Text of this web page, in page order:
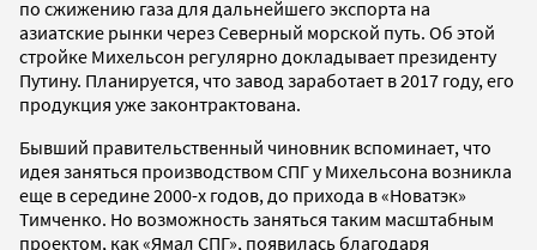
по сжижению газа для дальнейшего экспорта на
азиатские рынки через Северный морской путь. Об этой
стройке Михельсон регулярно докладывает президенту
Путину. Планируется, что завод заработает в 2017 году, его
продукция уже законтрактована.
Бывший правительственный чиновник вспоминает, что
идея заняться производством СПГ у Михельсона возникла
еще в середине 2000-х годов, до прихода в «Новатэк»
Тимченко. Но возможность заняться таким масштабным
проектом, как «Ямал СПГ», появилась благодаря